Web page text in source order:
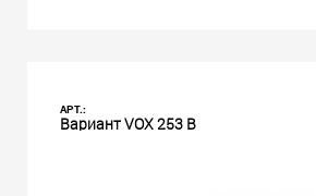
АРТ.:
Вариант VOX 253 B